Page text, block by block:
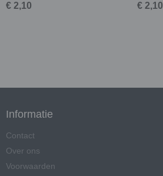
€ 2,10 € 2,10
Informatie
Contact
Over ons
Voorwaarden